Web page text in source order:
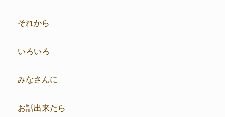
それから
いろいろ
みなさんに
お話出来たら